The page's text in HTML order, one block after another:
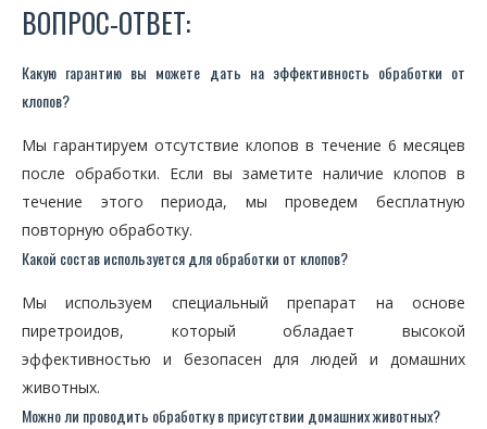
ВОПРОС-ОТВЕТ:
Какую гарантию вы можете дать на эффективность обработки от
клопов?
Мы гарантируем отсутствие клопов в течение 6 месяцев
после обработки. Если вы заметите наличие клопов в
течение этого периода, мы проведем бесплатную
повторную обработку.
Какой состав используется для обработки от клопов?
Мы используем специальный препарат на основе
пиретроидов, который обладает высокой
эффективностью и безопасен для людей и домашних
животных.
Можно ли проводить обработку в присутствии домашних животных?